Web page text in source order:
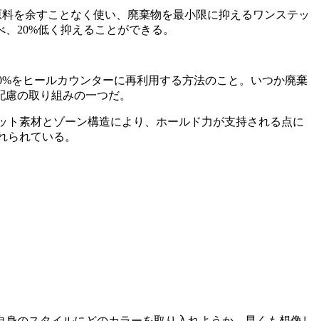
を余すことなく使い、廃棄物を最小限に抑えるワンステッ
20%低く抑えることができる。
をヒールカウンターに再利用する方法のこと。いつか廃棄
の取り組みの一つだ。
素材とゾーン構造により、ホールド力が支持される点に
れている。